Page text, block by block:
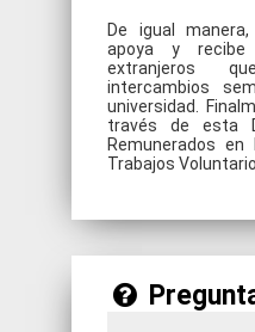
De igual
apoya y
extranjeros
intercambios
universidad.
través de esta
Remunerados en
Trabajos